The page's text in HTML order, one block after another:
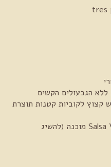
קצוץ לקוביות קטנות תוצרת
אופציה : ½ כוס סלסה ורדה Salsa Verde מוכנה (להשיג